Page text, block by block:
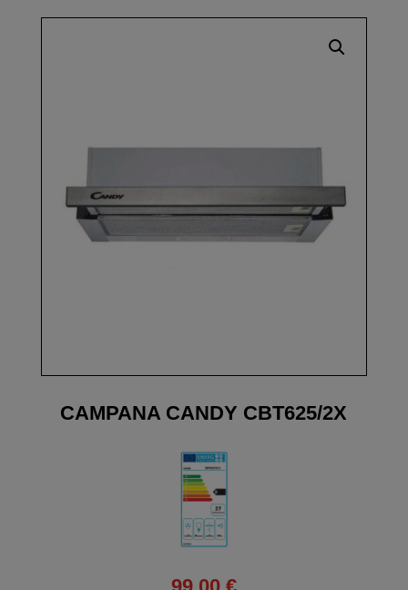
CAMPANA CANDY CBT625/2X